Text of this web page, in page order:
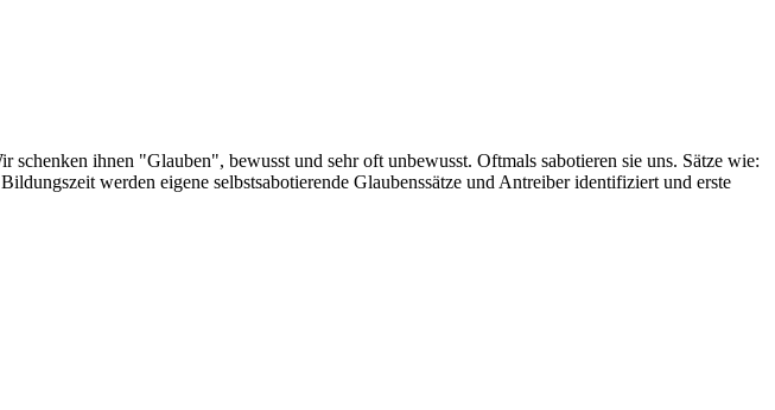
ihnen "Glauben", bewusst und sehr oft unbewusst. Oftmals sabotieren sie uns. Sätze wie:
werden eigene selbstsabotierende Glaubenssätze und Antreiber identifiziert und erste